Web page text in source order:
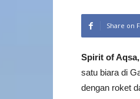
Share on
Spirit of
satu biara di
dengan roket